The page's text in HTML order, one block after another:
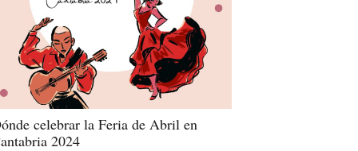
celebrar la Feria de Abril en
2024